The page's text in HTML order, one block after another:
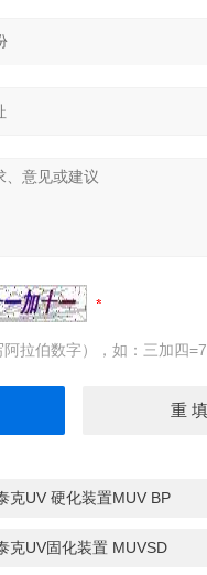
拉伯数字），如：三加四=7
克UV 硬化装置MUV BP
克UV固化装置 MUVSD